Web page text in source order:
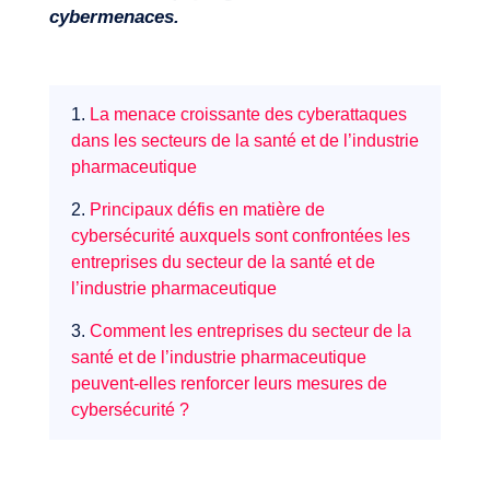
cybermenaces.
1. La menace croissante des cyberattaques
dans les secteurs de la santé et de l’industrie
pharmaceutique
2. Principaux défis en matière de
cybersécurité auxquels sont confrontées les
entreprises du secteur de la santé et de
l’industrie pharmaceutique
3. Comment les entreprises du secteur de la
santé et de l’industrie pharmaceutique
peuvent-elles renforcer leurs mesures de
cybersécurité ?